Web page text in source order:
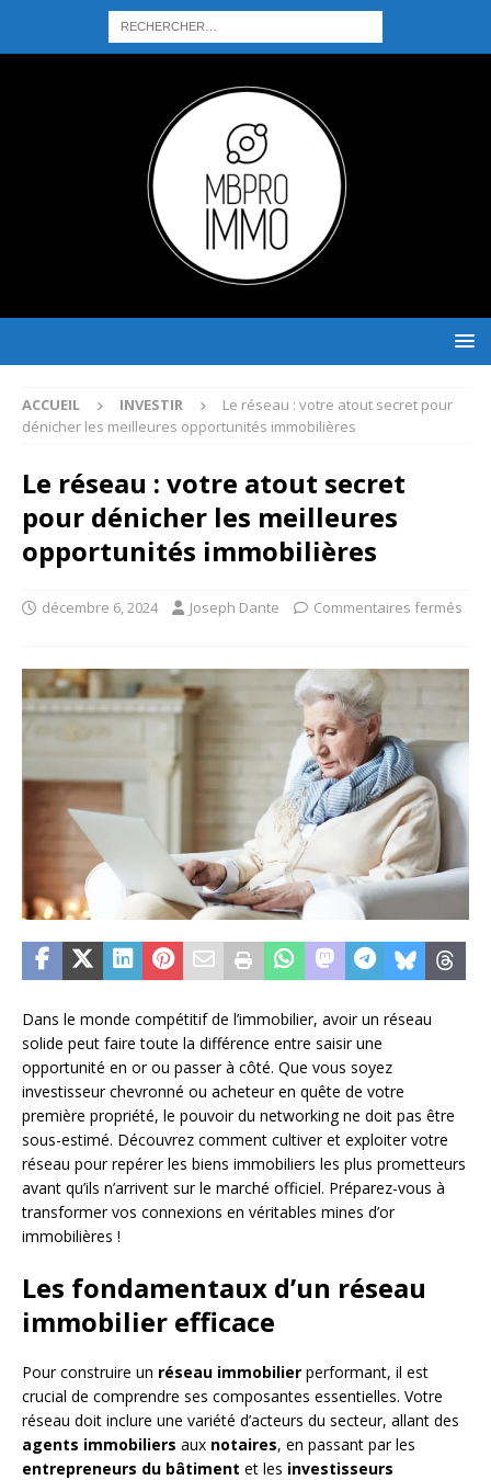
ACCUEIL INVESTIR
Le réseau : votre atout secret pour
dénicher les meilleures opportunités immobilières
Le réseau : votre atout secret
pour dénicher les meilleures
opportunités immobilières
décembre 6, 2024 Joseph Dante Commentaires fermés
Dans le monde compétitif de l’immobilier, avoir un réseau
solide peut faire toute la différence entre saisir une
opportunité en or ou passer à côté. Que vous soyez
investisseur chevronné ou acheteur en quête de votre
première propriété, le pouvoir du networking ne doit pas être
sous-estimé. Découvrez comment cultiver et exploiter votre
réseau pour repérer les biens immobiliers les plus prometteurs
avant qu’ils n’arrivent sur le marché officiel. Préparez-vous à
transformer vos connexions en véritables mines d’or
immobilières !
Les fondamentaux d’un réseau
immobilier efficace
Pour construire un réseau immobilier performant, il est
crucial de comprendre ses composantes essentielles. Votre
réseau doit inclure une variété d’acteurs du secteur, allant des
agents immobiliers aux notaires, en passant par les
entrepreneurs du bâtiment et les investisseurs